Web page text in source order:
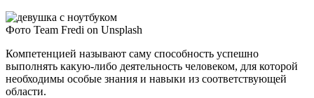
Фото Team Fredi on Unsplash
Компетенцией называют саму способность успешно
выполнять какую-либо деятельность человеком, для которой
необходимы особые знания и навыки из соответствующей
области.